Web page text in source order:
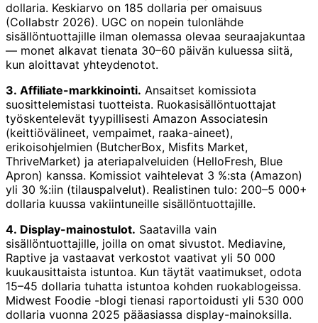
dollaria. Keskiarvo on 185 dollaria per omaisuus
(Collabstr 2026). UGC on nopein tulonlähde
sisällöntuottajille ilman olemassa olevaa seuraajakuntaa
— monet alkavat tienata 30–60 päivän kuluessa siitä,
kun aloittavat yhteydenotot.
3. Affiliate-markkinointi. Ansaitset komissiota
suosittelemistasi tuotteista. Ruokasisällöntuottajat
työskentelevät tyypillisesti Amazon Associatesin
(keittiövälineet, vempaimet, raaka-aineet),
erikoisohjelmien (ButcherBox, Misfits Market,
ThriveMarket) ja ateriapalveluiden (HelloFresh, Blue
Apron) kanssa. Komissiot vaihtelevat 3 %:sta (Amazon)
yli 30 %:iin (tilauspalvelut). Realistinen tulo: 200–5 000+
dollaria kuussa vakiintuneille sisällöntuottajille.
4. Display-mainostulot. Saatavilla vain
sisällöntuottajille, joilla on omat sivustot. Mediavine,
Raptive ja vastaavat verkostot vaativat yli 50 000
kuukausittaista istuntoa. Kun täytät vaatimukset, odota
15–45 dollaria tuhatta istuntoa kohden ruokablogeissa.
Midwest Foodie -blogi tienasi raportoidusti yli 530 000
dollaria vuonna 2025 pääasiassa display-mainoksilla.